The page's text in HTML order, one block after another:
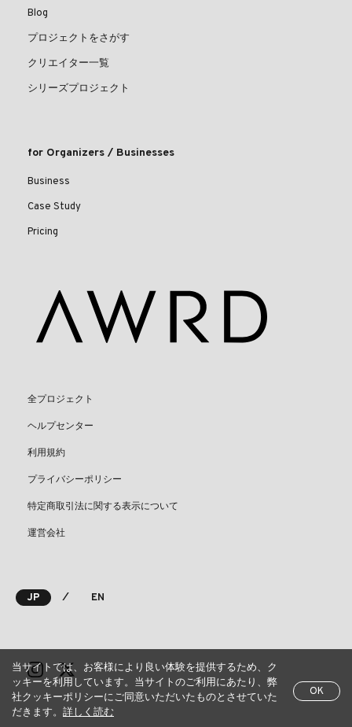
Blog
プロジェクトをさがす
クリエイター一覧
シリーズプロジェクト
for Organizers / Businesses
Business
Case Study
Pricing
全プロジェクト
ヘルプセンター
利用規約
プライバシーポリシー
特定商取引法に関する表示について
運営会社
JP ⁄ EN
当サイトでは、お客様により良い体験を提供するため、ク
ッキーを利用しています。当サイトのご利用にあたり、弊
社クッキーポリシーにご同意いただいたものとさせていた
だきます。 詳しく読む
OK